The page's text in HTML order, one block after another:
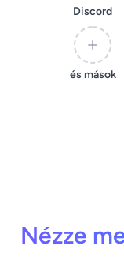
Discord
és mások
Nézze